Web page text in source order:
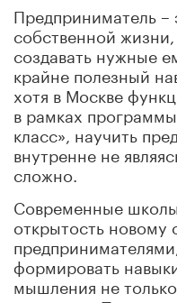
Предприниматель –
собственной
создавать нужные
крайне полезный
хотя в Москве
в рамках
класс», научить
внутренне не
сложно.
Современные
открытость новому
формировать
мышления не